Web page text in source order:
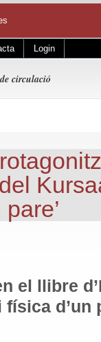
Login
circulació
el llibre
d’un